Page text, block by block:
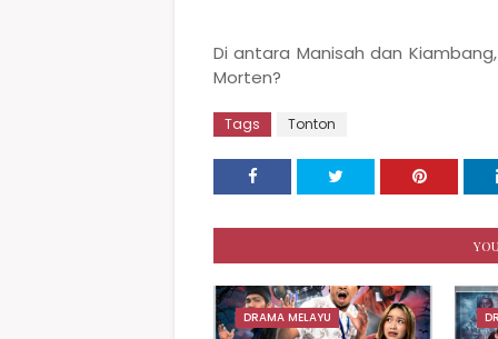
Di antara Manisah dan
Morten?
Tags Tonton
DRAMA MELAYU